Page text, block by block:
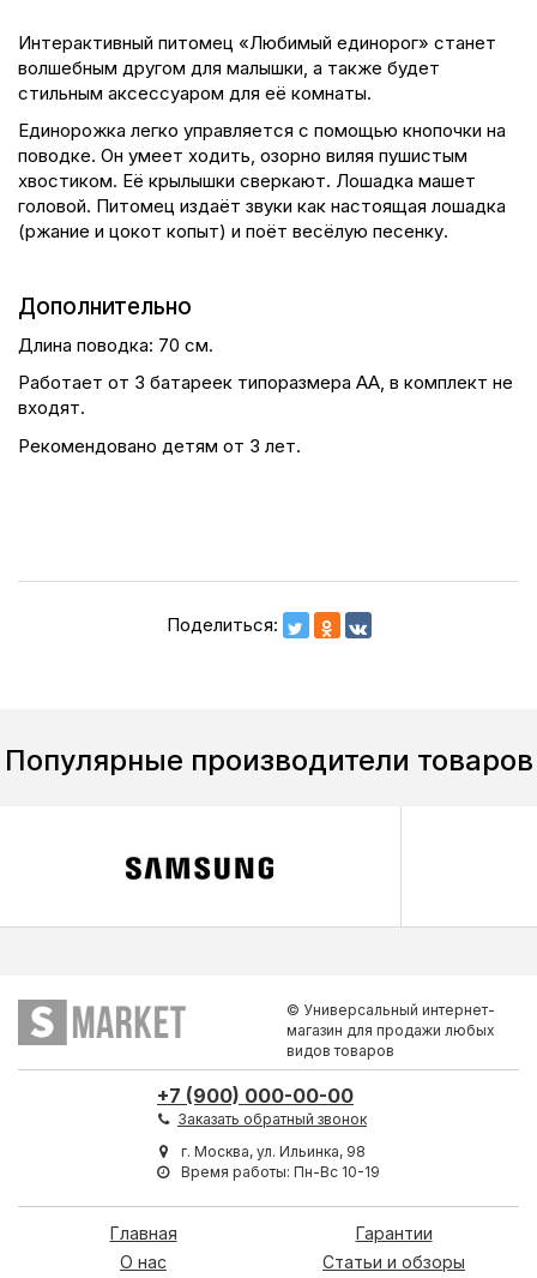
Интерактивный питомец «Любимый единорог» станет
волшебным другом для малышки, а также будет
стильным аксессуаром для её комнаты.
Единорожка легко управляется с помощью кнопочки на
поводке. Он умеет ходить, озорно виляя пушистым
хвостиком. Её крылышки сверкают. Лошадка машет
головой. Питомец издаёт звуки как настоящая лошадка
(ржание и цокот копыт) и поёт весёлую песенку.
Дополнительно
Длина поводка: 70 см.
Работает от 3 батареек типоразмера AA, в комплект не
входят.
Рекомендовано детям от 3 лет.
Поделиться:
Популярные производители товаров
© Универсальный интернет-
магазин для продажи любых
видов товаров
+7 (900) 000-00-00
Заказать обратный звонок
г. Москва, ул. Ильинка, 98
Время работы: Пн-Вс 10-19
Главная
О нас
Гарантии
Статьи и обзоры